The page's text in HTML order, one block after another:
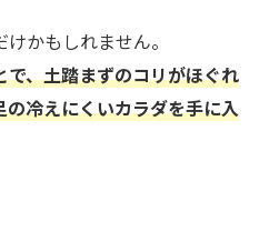
かもしれません。
、土踏まずのコリがほぐれ
冷えにくいカラダを手に入